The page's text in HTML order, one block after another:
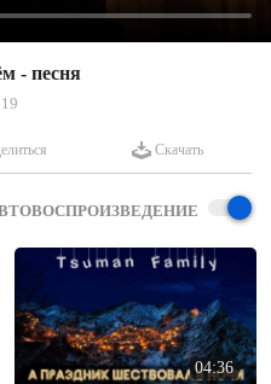
- песня
Скачать
04:36